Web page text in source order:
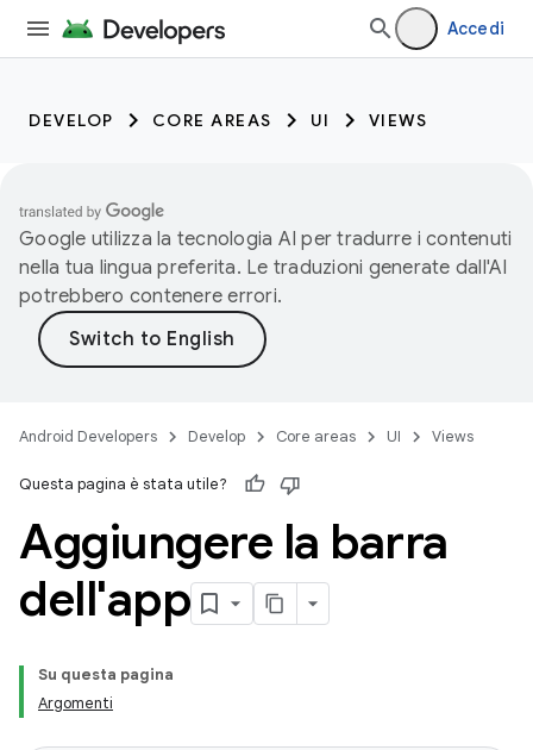
Accedi
DEVELOP CORE AREAS UI VIEWS
Google utilizza la tecnologia AI per tradurre i contenuti
nella tua lingua preferita. Le traduzioni generate dall'AI
potrebbero contenere errori.
Android Developers Develop Core areas UI Views
Questa pagina è stata utile?
Aggiungere la barra
dell'app
Su questa pagina
Argomenti